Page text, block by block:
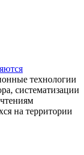
технологии
систематизации
на территории